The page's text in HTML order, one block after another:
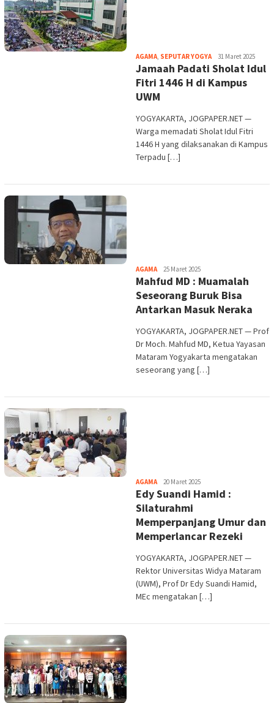
AGAMA, SEPUTAR YOGYAHeri
Purwata
31 Maret 2025
Jamaah Padati Sholat Idul
Fitri 1446 H di Kampus
UWM
YOGYAKARTA, JOGPAPER.NET —
Warga memadati Sholat Idul Fitri
1446 H yang dilaksanakan di Kampus
Terpadu […]
AGAMAHeri
Purwata
25 Maret 2025
Mahfud MD : Muamalah
Seseorang Buruk Bisa
Antarkan Masuk Neraka
YOGYAKARTA, JOGPAPER.NET — Prof
Dr Moch. Mahfud MD, Ketua Yayasan
Mataram Yogyakarta mengatakan
seseorang yang […]
AGAMAHeri
Purwata
20 Maret 2025
Edy Suandi Hamid :
Silaturahmi
Memperpanjang Umur dan
Memperlancar Rezeki
YOGYAKARTA, JOGPAPER.NET —
Rektor Universitas Widya Mataram
(UWM), Prof Dr Edy Suandi Hamid,
MEc mengatakan […]